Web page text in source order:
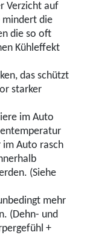
Verzicht auf
mindert die
die so oft
Kühleffekt
das schützt
starker
im Auto
im Auto rasch
(Siehe
mehr
(Dehn- und
+